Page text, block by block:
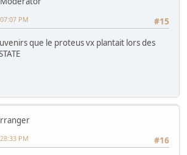
#15
PM
que le proteus vx plantait lors des
#16
PM